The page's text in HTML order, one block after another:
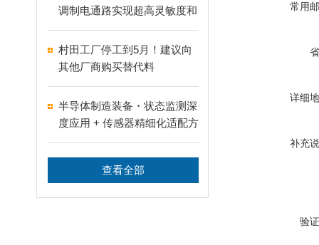
调制电通路实现超高灵敏度和
宽范围的柔性应变传感器
村田工厂停工到5月！建议向
其他厂商购买替代料
半导体制造装备・状态监测深
度应用 + 传感器精细化适配方
案
查看全部
常用
详细
补充
验